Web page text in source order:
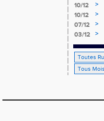
10/12
>
10/12
>
07/12
>
03/12
>